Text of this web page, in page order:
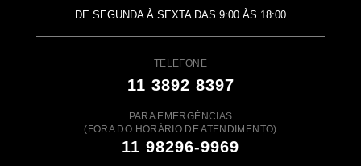
DE SEGUNDA À SEXTA DAS 9:00 ÀS 18:00
TELEFONE
11 3892 8397
PARA EMERGÊNCIAS
(FORA DO HORÁRIO DE ATENDIMENTO)
11 98296-9969